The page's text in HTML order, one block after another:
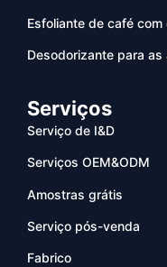
Esfoliante de café com
Desodorizante para as
Serviços
Serviço de I&D
Serviços OEM&ODM
Amostras grátis
Serviço pós-venda
Fabrico